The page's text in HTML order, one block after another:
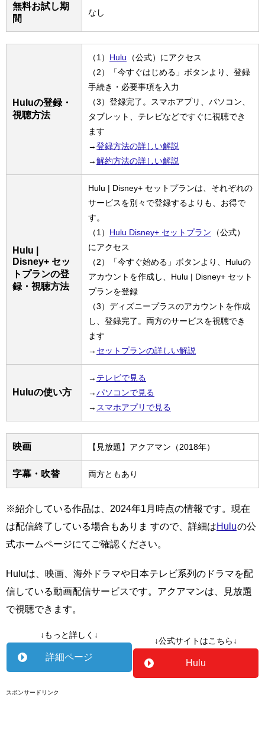
無料お試し期
間
なし
Huluの登録・
視聴方法
（1） Hulu
（公式）にアクセス
（2）「今すぐはじめる」ボタンより、登録
手続き・必要事項を入力
（3）登録完了。スマホアプリ、パソコン、
タブレット、テレビなどですぐに視聴でき
ます
→登録方法の詳しい解説
→解約方法の詳しい解説
Hulu |
Disney+ セッ
トプランの登
録・視聴方法
Hulu | Disney+ セットプランは、それぞれの
サービスを別々で登録するよりも、お得で
す。
（1） Hulu Disney+ セットプラン
（公式）
にアクセス
（2）「今すぐ始める」ボタンより、Huluの
アカウントを作成し、Hulu | Disney+ セット
プランを登録
（3）ディズニープラスのアカウントを作成
し、登録完了。両方のサービスを視聴でき
ます
→ セットプランの詳しい解説
Huluの使い方
→ テレビで見る
→パソコンで見る
→ スマホアプリで見る
映画 【見放題】アクアマン（2018年）
字幕・吹替 両方ともあり
※紹介している作品は、2024年1月時点の情報です。現在
は配信終了している場合もありま すので、詳細はHuluの公
式ホームページにてご確認ください。
Huluは、映画、海外ドラマや日本テレビ系列のドラマを配
信している動画配信サービスです。アクアマンは、見放題
で視聴できます。
↓もっと詳しく↓
詳細ページ
↓公式サイトはこちら↓
Hulu
スポンサードリンク